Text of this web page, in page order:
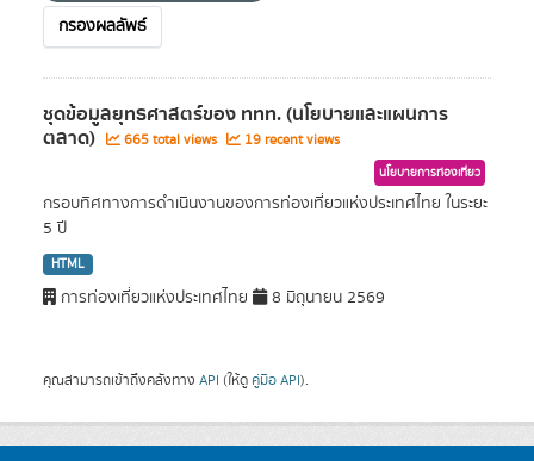
กรองผลลัพธ์
ชุดข้อมูลยุทธศาสตร์ของ ททท. (นโยบายและแผนการ
ตลาด) 665 total views 19 recent views
นโยบายการท่องเที่ยว
กรอบทิศทางการดำเนินงานของการท่องเที่ยวแห่งประเทศไทย ในระยะ
5 ปี
HTML
การท่องเที่ยวแห่งประเทศไทย 8 มิถุนายน 2569
คุณสามารถเข้าถึงคลังทาง API (ให้ดู คู่มือ API).